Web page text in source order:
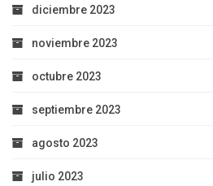
diciembre 2023
noviembre 2023
octubre 2023
septiembre 2023
agosto 2023
julio 2023